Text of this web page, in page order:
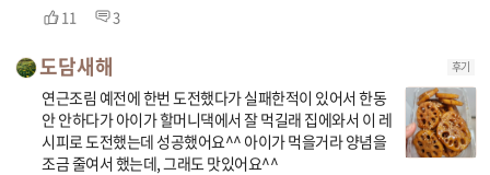
11 3
도담새해 후기
연근조림 예전에 한번 도전했다가 실패한적이 있어서 한동
안 안하다가 아이가 할머니댁에서 잘 먹길래 집에와서 이 레
시피로 도전했는데 성공했어요^^ 아이가 먹을거라 양념을
조금 줄여서 했는데, 그래도 맛있어요^^